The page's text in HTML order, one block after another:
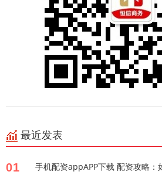
最近发表
01 手机配资appAPP下载 配资攻略：